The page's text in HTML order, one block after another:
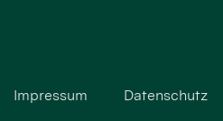
Impressum Datenschutz